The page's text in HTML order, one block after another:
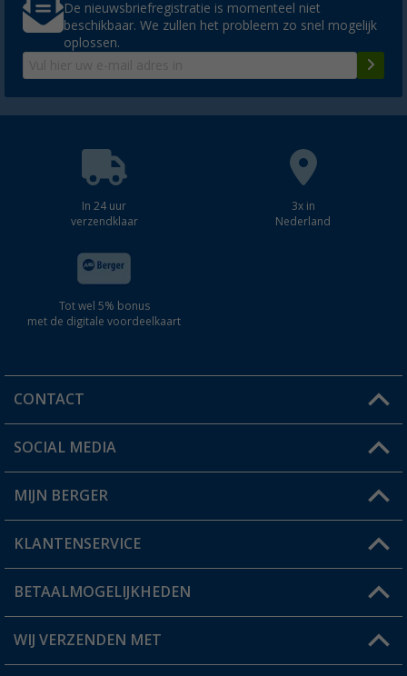
De nieuwsbriefregistratie is momenteel niet
beschikbaar. We zullen het probleem zo snel mogelijk
oplossen.
In 24 uur
verzendklaar
3x in
Nederland
Tot wel 5% bonus
met de digitale voordeelkaart
CONTACT
Een vraag?
Winkel vinden
SOCIAL MEDIA
MIJN BERGER
Mijn account
Status bestelling
Verlanglijstje
KLANTENSERVICE
FAQ & Contact
Verzendinformatie
BETAALMOGELIJKHEDEN
WIJ VERZENDEN MET